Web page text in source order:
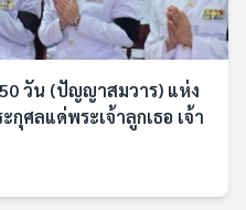
วัน (ปัญญาสมวาร) แห่ง
ศลแด่พระเจ้าลูกเธอ เจ้า